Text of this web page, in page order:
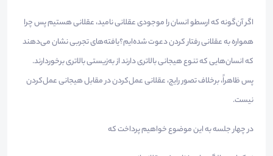
اگر آن‌گونه که ارسطو انسان را موجودی عقلانی نامید، عقلانی هستیم پس چرا
همواره به عقلانی رفتار کردن دعوت شده‌ایم؟یافته‌های تجربی نشان می‌دهند
که انسان‌هایی که تنوع هیجانی بالاتری دارند از به‌زیستی بالاتری برخوردارند.
پس ظاهراً، برخلاف تصور رایج، عقلانی‌ عمل‌کردن در مقابل هیجانی عمل‌کردن
نیست.
در چهار جلسه به این موضوع خواهیم پرداخت که